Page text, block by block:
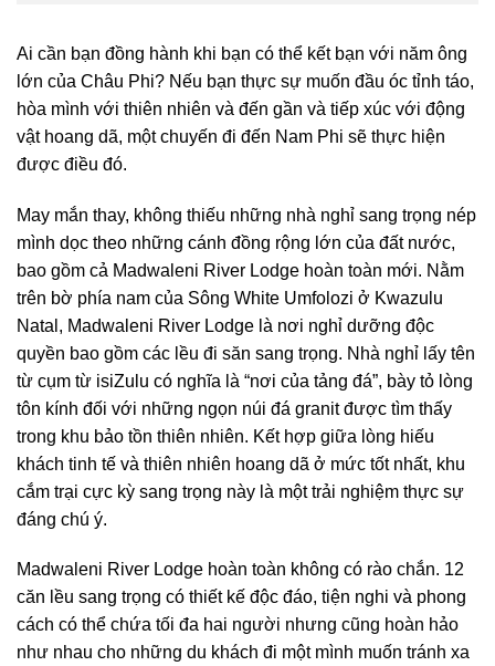
Ai cần bạn đồng hành khi bạn có thể kết bạn với năm ông
lớn của Châu Phi? Nếu bạn thực sự muốn đầu óc tỉnh táo,
hòa mình với thiên nhiên và đến gần và tiếp xúc với động
vật hoang dã, một chuyến đi đến Nam Phi sẽ thực hiện
được điều đó.
May mắn thay, không thiếu những nhà nghỉ sang trọng nép
mình dọc theo những cánh đồng rộng lớn của đất nước,
bao gồm cả Madwaleni River Lodge hoàn toàn mới. Nằm
trên bờ phía nam của Sông White Umfolozi ở Kwazulu
Natal, Madwaleni River Lodge là nơi nghỉ dưỡng độc
quyền bao gồm các lều đi săn sang trọng. Nhà nghỉ lấy tên
từ cụm từ isiZulu có nghĩa là “nơi của tảng đá”, bày tỏ lòng
tôn kính đối với những ngọn núi đá granit được tìm thấy
trong khu bảo tồn thiên nhiên. Kết hợp giữa lòng hiếu
khách tinh tế và thiên nhiên hoang dã ở mức tốt nhất, khu
cắm trại cực kỳ sang trọng này là một trải nghiệm thực sự
đáng chú ý.
Madwaleni River Lodge hoàn toàn không có rào chắn. 12
căn lều sang trọng có thiết kế độc đáo, tiện nghi và phong
cách có thể chứa tối đa hai người nhưng cũng hoàn hảo
như nhau cho những du khách đi một mình muốn tránh xa